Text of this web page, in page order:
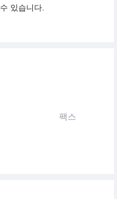
있습니다.
팩스